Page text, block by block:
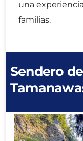
una
familias.
Sendero